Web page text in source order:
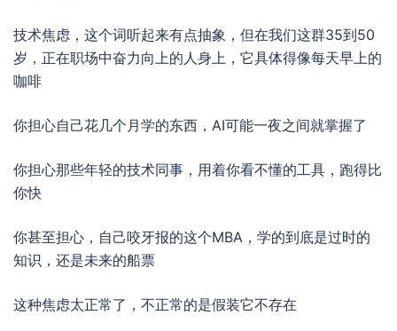
技术焦虑，这个词听起来有点抽象，但在我们这群35到50
岁，正在职场中奋力向上的人身上，它具体得像每天早上的
咖啡
你担心自己花几个月学的东西，AI可能一夜之间就掌握了
你担心那些年轻的技术同事，用着你看不懂的工具，跑得比
你快
你甚至担心，自己咬牙报的这个MBA，学的到底是过时的
知识，还是未来的船票
这种焦虑太正常了，不正常的是假装它不存在